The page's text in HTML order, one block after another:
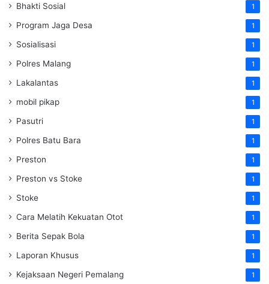
Bhakti Sosial 1
Program Jaga Desa 1
Sosialisasi 1
Polres Malang 1
Lakalantas 1
mobil pikap 1
Pasutri 1
Polres Batu Bara 1
Preston 1
Preston vs Stoke 1
Stoke 1
Cara Melatih Kekuatan Otot 1
Berita Sepak Bola 1
Laporan Khusus 1
Kejaksaan Negeri Pemalang 1